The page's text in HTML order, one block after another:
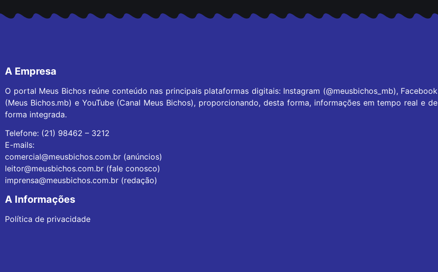
A Empresa
O portal Meus Bichos reúne conteúdo nas principais plataformas digitais: Instagram (@meusbichos_mb), Facebook
(Meus Bichos.mb) e YouTube (Canal Meus Bichos), proporcionando, desta forma, informações em tempo real e de
forma integrada.
Telefone: (21) 98462 – 3212
E-mails:
comercial@meusbichos.com.br (anúncios)
leitor@meusbichos.com.br (fale conosco)
imprensa@meusbichos.com.br (redação)
A Informações
Política de privacidade